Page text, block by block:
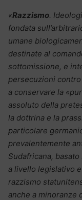
«Razzismo.
fondata
umane
destinate al
sottomissione, e
persecuzioni
a conservare la
assoluto della
la dottrina e la
particolare
prevalentemente
Sudafricana,
a livello legislativo
razzismo
anche a minoranze